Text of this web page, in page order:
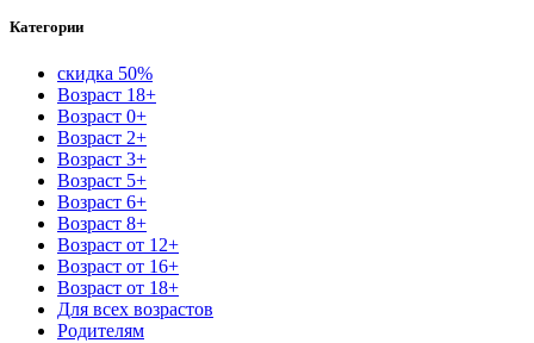
Категории
скидка 50%
Возраст 18+
Возраст 0+
Возраст 2+
Возраст 3+
Возраст 5+
Возраст 6+
Возраст 8+
Возраст от 12+
Возраст от 16+
Возраст от 18+
Для всех возрастов
Родителям